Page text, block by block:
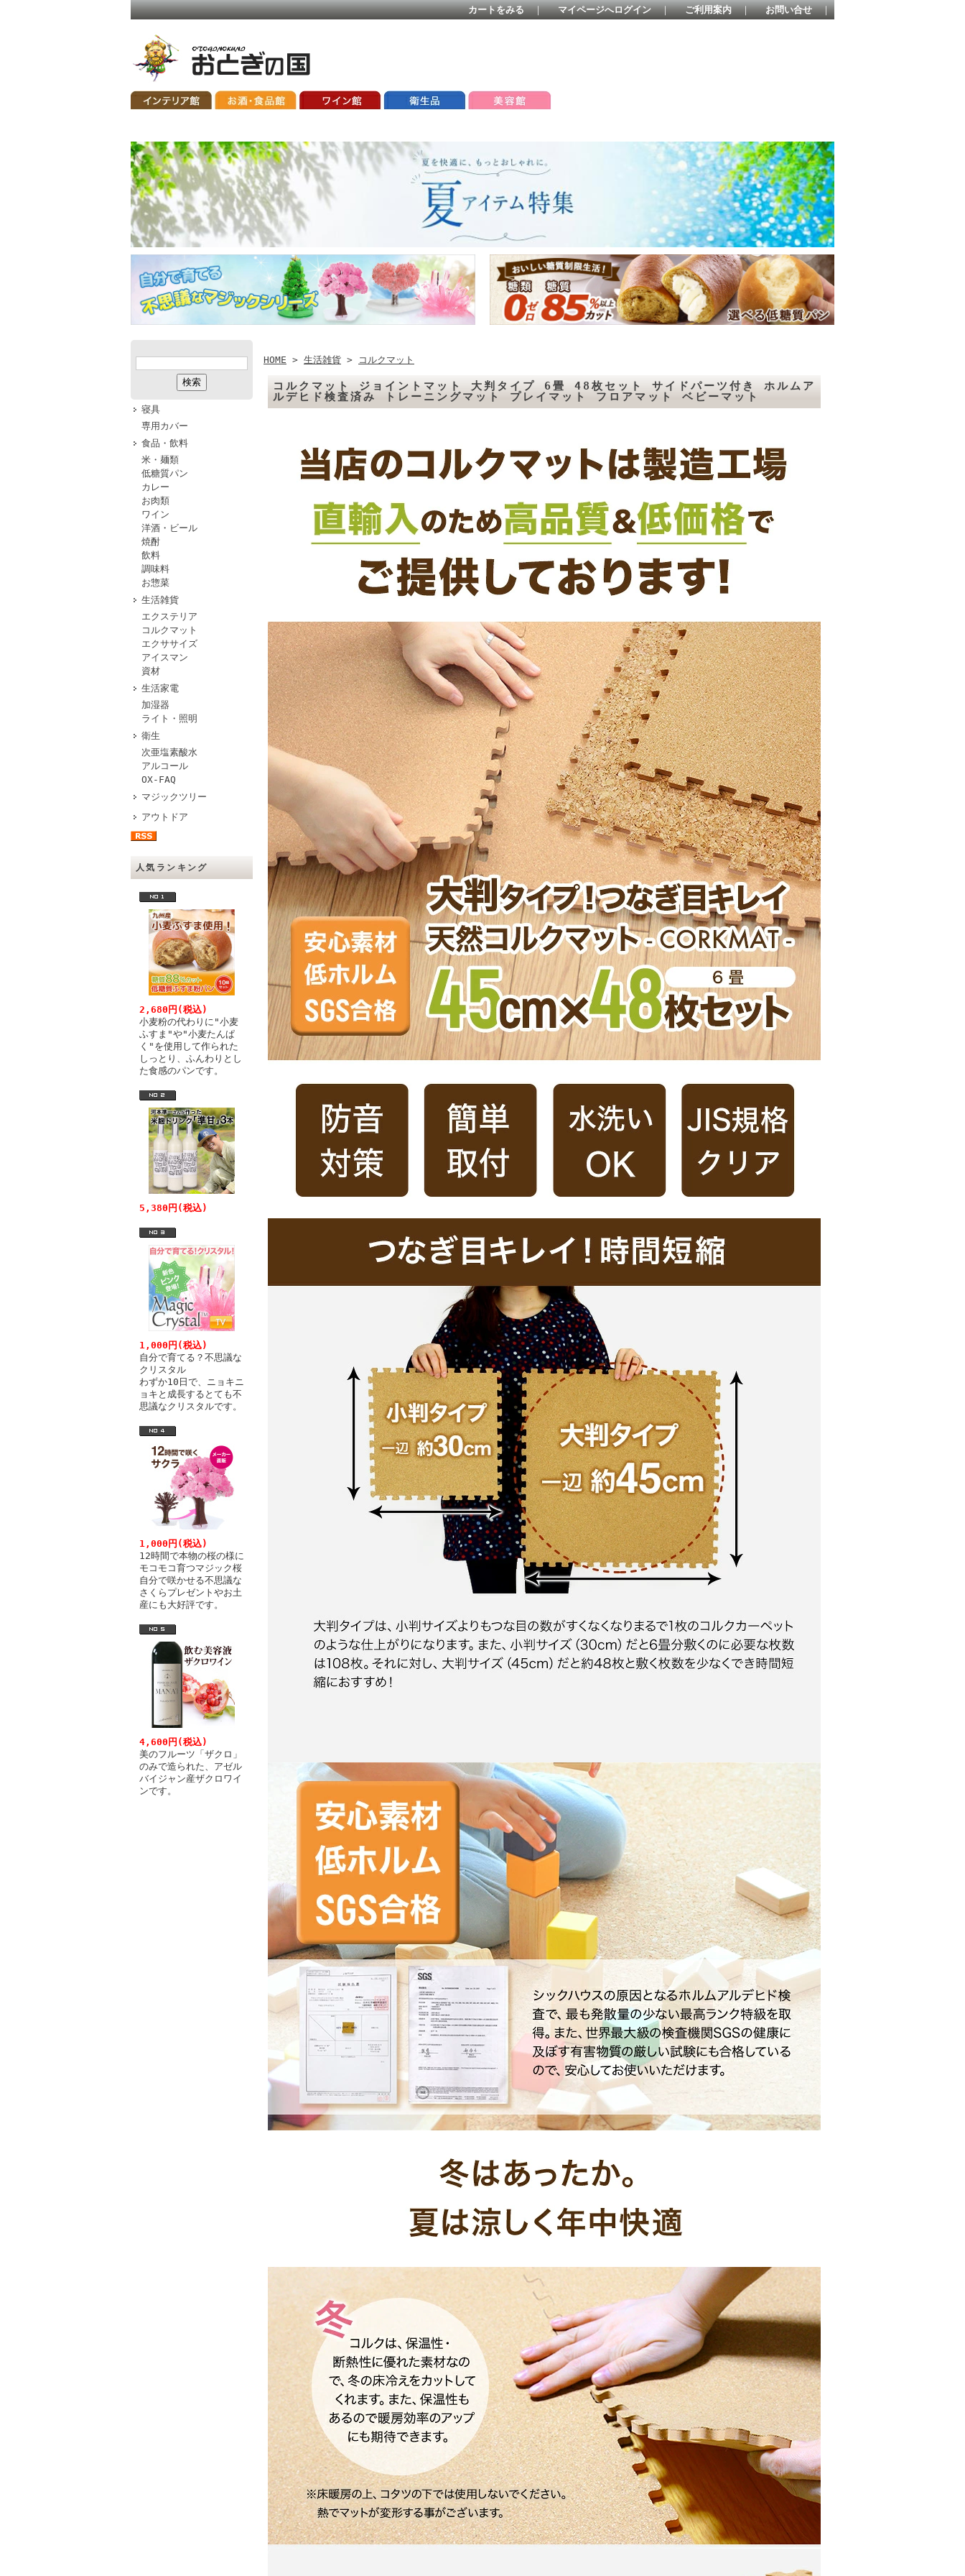
カートをみる ｜ マイページへログイン ｜ ご利用案内 ｜ お問い合せ ｜
寝具
専用カバー
食品・飲料
米・麺類
低糖質パン
カレー
お肉類
ワイン
洋酒・ビール
焼酎
飲料
調味料
お惣菜
生活雑貨
エクステリア
コルクマット
エクササイズ
アイスマン
資材
生活家電
加湿器
ライト・照明
衛生
次亜塩素酸水
アルコール
OX-FAQ
マジックツリー
アウトドア
人気ランキング
2,680円(税込)
小麦粉の代わりに"小麦
ふすま"や"小麦たんぱ
く"を使用して作られた
しっとり、ふんわりとし
た食感のパンです。
5,380円(税込)
1,000円(税込)
自分で育てる？不思議な
クリスタル
わずか10日で、ニョキニ
ョキと成長するとても不
思議なクリスタルです。
1,000円(税込)
12時間で本物の桜の様に
モコモコ育つマジック桜
自分で咲かせる不思議な
さくらプレゼントやお土
産にも大好評です。
4,600円(税込)
美のフルーツ「ザクロ」
のみで造られた、アゼル
バイジャン産ザクロワイ
ンです。
HOME > 生活雑貨 > コルクマット
コルクマット ジョイントマット 大判タイプ 6畳 48枚セット サイドパーツ付き ホルムア
ルデヒド検査済み トレーニングマット プレイマット フロアマット ベビーマット